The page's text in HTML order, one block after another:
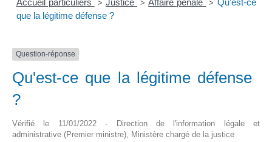
Accueil particuliers > Justice > Affaire pénale > Qu'est-ce
que la légitime défense ?
Question-réponse
Qu'est-ce que la légitime défense
?
Vérifié le 11/01/2022 - Direction de l'information légale et
administrative (Premier ministre), Ministère chargé de la justice